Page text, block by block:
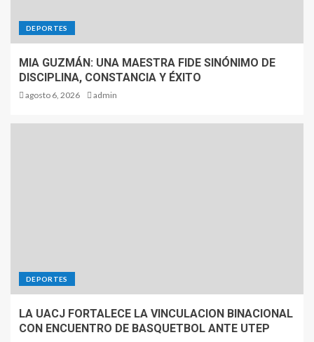
DEPORTES
MIA GUZMÁN: UNA MAESTRA FIDE SINÓNIMO DE
DISCIPLINA, CONSTANCIA Y ÉXITO
agosto 6, 2026 admin
DEPORTES
LA UACJ FORTALECE LA VINCULACION BINACIONAL
CON ENCUENTRO DE BASQUETBOL ANTE UTEP